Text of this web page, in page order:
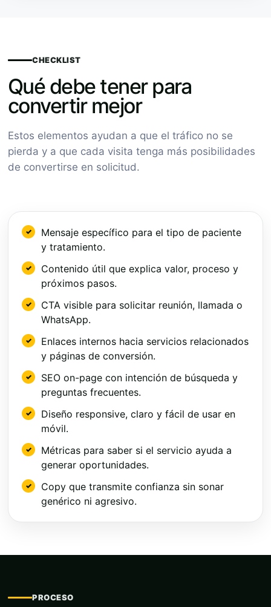
CHECKLIST
Qué debe tener para
convertir mejor
Estos elementos ayudan a que el tráfico no se
pierda y a que cada visita tenga más posibilidades
de convertirse en solicitud.
Mensaje específico para el tipo de paciente
y tratamiento.
Contenido útil que explica valor, proceso y
próximos pasos.
CTA visible para solicitar reunión, llamada o
WhatsApp.
Enlaces internos hacia servicios relacionados
y páginas de conversión.
SEO on-page con intención de búsqueda y
preguntas frecuentes.
Diseño responsive, claro y fácil de usar en
móvil.
Métricas para saber si el servicio ayuda a
generar oportunidades.
Copy que transmite confianza sin sonar
genérico ni agresivo.
PROCESO